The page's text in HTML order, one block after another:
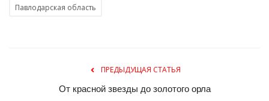
Павлодарская область
ПРЕДЫДУЩАЯ СТАТЬЯ
От красной звезды до золотого орла